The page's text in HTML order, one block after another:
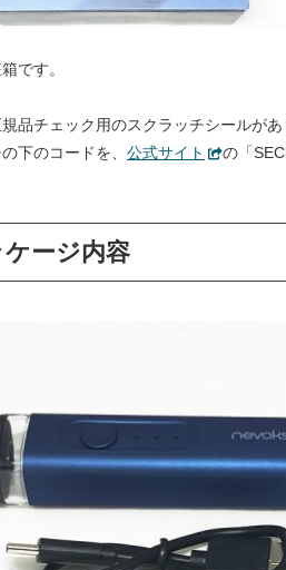
です。
品チェック用のスクラッチシールがあ
下のコードを、 公式サイト
の「
ージ内容